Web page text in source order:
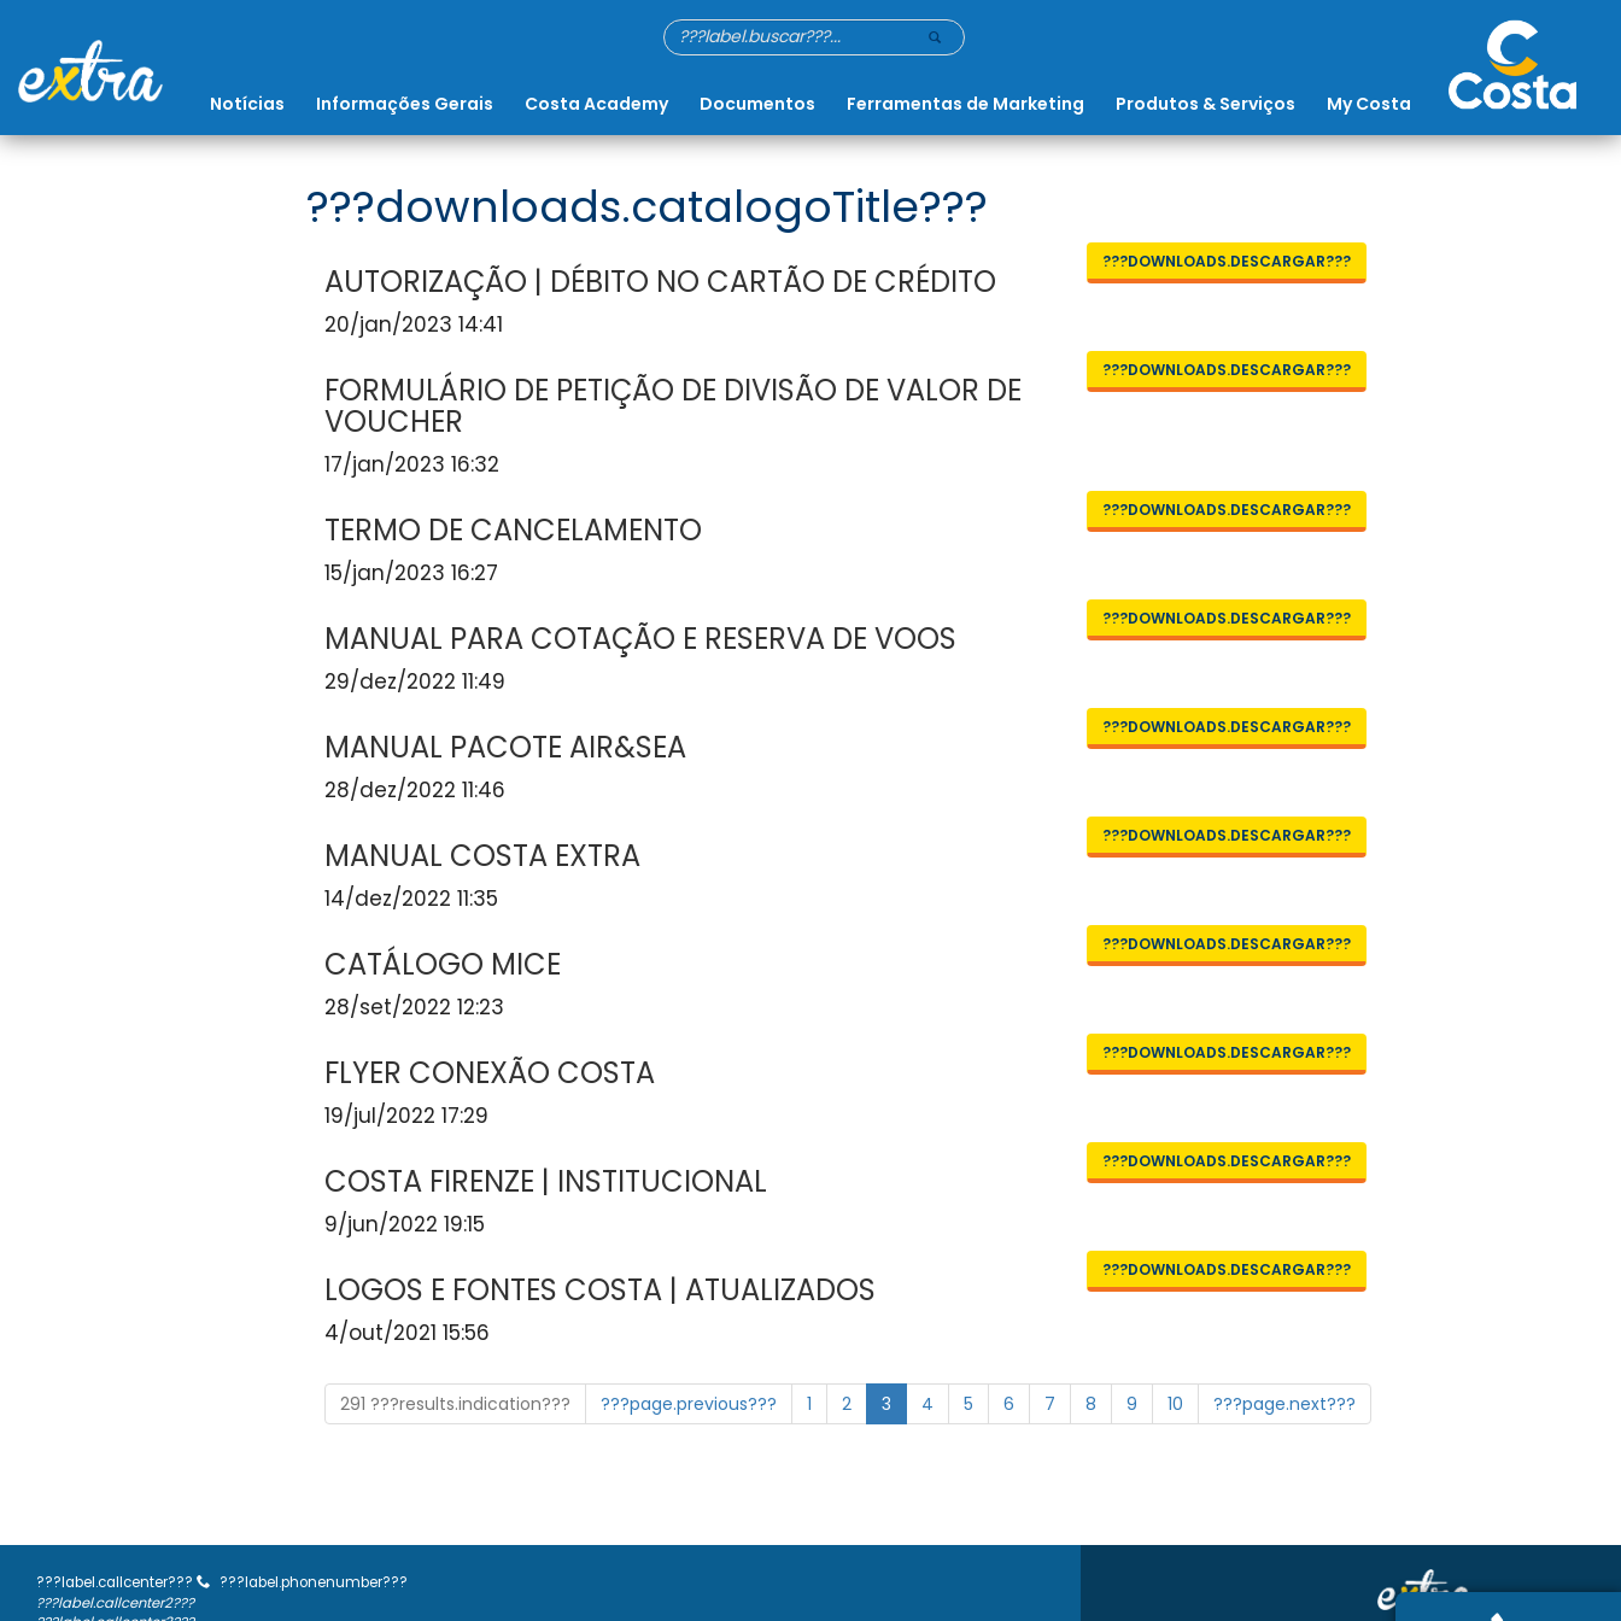
Notícias Informações Gerais Costa Academy Documentos Ferramentas de Marketing Produtos & Serviços My Costa
???downloads.catalogoTitle???
AUTORIZAÇÃO | DÉBITO NO CARTÃO DE CRÉDITO
20/jan/2023 14:41
???DOWNLOADS.DESCARGAR???
FORMULÁRIO DE PETIÇÃO DE DIVISÃO DE VALOR DE
VOUCHER
17/jan/2023 16:32
???DOWNLOADS.DESCARGAR???
TERMO DE CANCELAMENTO
15/jan/2023 16:27
???DOWNLOADS.DESCARGAR???
MANUAL PARA COTAÇÃO E RESERVA DE VOOS
29/dez/2022 11:49
???DOWNLOADS.DESCARGAR???
MANUAL PACOTE AIR&SEA
28/dez/2022 11:46
???DOWNLOADS.DESCARGAR???
MANUAL COSTA EXTRA
14/dez/2022 11:35
???DOWNLOADS.DESCARGAR???
CATÁLOGO MICE
28/set/2022 12:23
???DOWNLOADS.DESCARGAR???
FLYER CONEXÃO COSTA
19/jul/2022 17:29
???DOWNLOADS.DESCARGAR???
COSTA FIRENZE | INSTITUCIONAL
9/jun/2022 19:15
???DOWNLOADS.DESCARGAR???
LOGOS E FONTES COSTA | ATUALIZADOS
4/out/2021 15:56
???DOWNLOADS.DESCARGAR???
291 ???results.indication??? ???page.previous??? 1 2 3 4 5 6 7 8 9 10 ???page.next???
???label.callcenter???
???label.phonenumber???
???label.callcenter2???